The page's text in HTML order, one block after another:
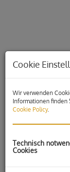
Nahe vom
Cookie
Wir verwenden
Informationen finden
Cookie Policy.
Technisch
Cookies